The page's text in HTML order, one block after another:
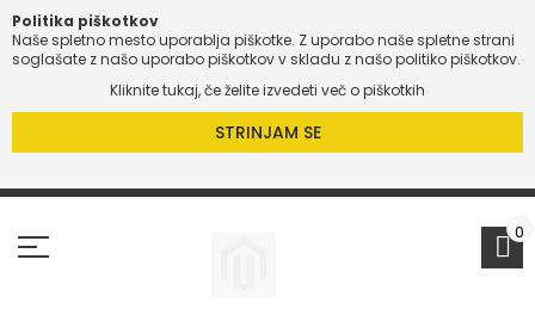
Politika piškotkov
Naše spletno mesto uporablja piškotke. Z uporabo naše spletne strani
soglašate z našo uporabo piškotkov v skladu z našo politiko piškotkov.
Kliknite tukaj, če želite izvedeti več o piškotkih
STRINJAM SE
Preskoči
0